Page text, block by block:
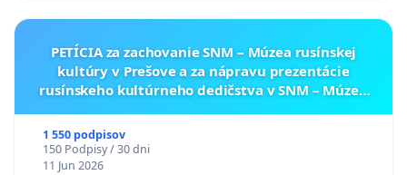
PETÍCIA za zachovanie SNM – Múzea rusínskej
kultúry v Prešove a za nápravu prezentácie
rusínskeho kultúrneho dedičstva v SNM – Múzeu
1 550 podpisov
150 Podpisy / 30 dni
11 Jun 2026